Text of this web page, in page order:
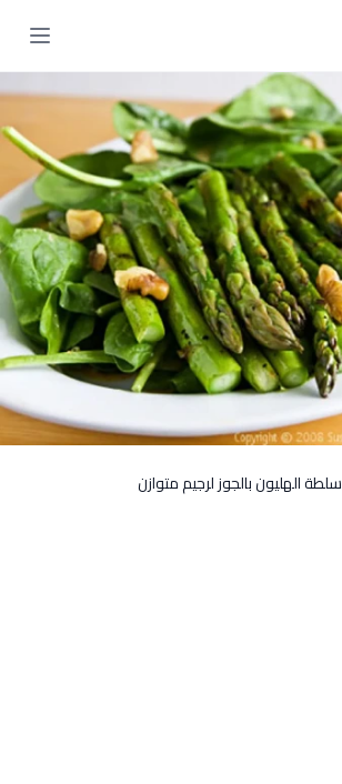
سلطة الهليون بالجوز لرجيم متوازن